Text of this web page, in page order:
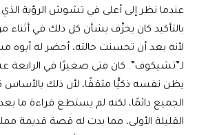
عندما نظر إلى أعلى في تشوش الرؤية الذي
بالتأكيد كان يخرِّف بشأن كل ذلك في أثناء
لأنه بعد أن تحسنت حالته، أحضر له أبوه
لـ”تشيكوف”. كان فتى صغيرًا في
يظن نفسه ذكيًّا مثقفًا، لأن ذلك بالأساس
الجميع دائمًا، لكنه لم يستطع قراءة ما
القليلة الأولى، مما بدت له قصة قديمة